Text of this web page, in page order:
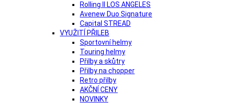
Rolling II LOS ANGELES
Avenew Duo Signature
Capital STREAD
VYUŽITÍ PŘILEB
Sportovní helmy
Touring helmy
Přilby a skůtry
Přilby na chopper
Retro přilby
AKČNÍ CENY
NOVINKY